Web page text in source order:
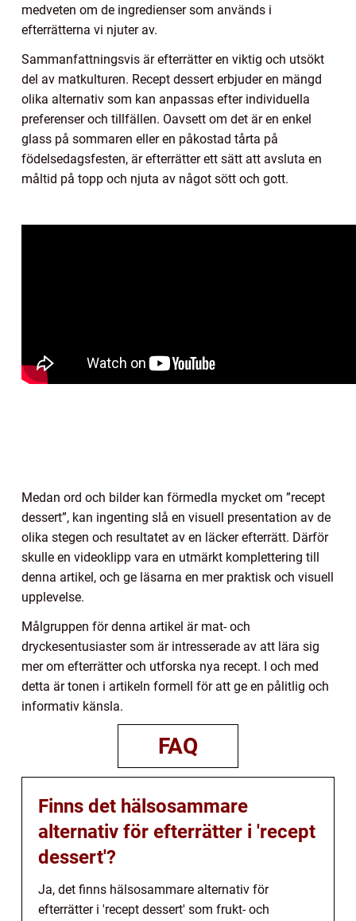
medveten om de ingredienser som används i
efterrätterna vi njuter av.
Sammanfattningsvis är efterrätter en viktig och utsökt
del av matkulturen. Recept dessert erbjuder en mängd
olika alternativ som kan anpassas efter individuella
preferenser och tillfällen. Oavsett om det är en enkel
glass på sommaren eller en påkostad tårta på
födelsedagsfesten, är efterrätter ett sätt att avsluta en
måltid på topp och njuta av något sött och gott.
Medan ord och bilder kan förmedla mycket om ”recept
dessert”, kan ingenting slå en visuell presentation av de
olika stegen och resultatet av en läcker efterrätt. Därför
skulle en videoklipp vara en utmärkt komplettering till
denna artikel, och ge läsarna en mer praktisk och visuell
upplevelse.
Målgruppen för denna artikel är mat- och
dryckesentusiaster som är intresserade av att lära sig
mer om efterrätter och utforska nya recept. I och med
detta är tonen i artikeln formell för att ge en pålitlig och
informativ känsla.
FAQ
Finns det hälsosammare
alternativ för efterrätter i 'recept
dessert'?
Ja, det finns hälsosammare alternativ för
efterrätter i 'recept dessert' som frukt- och